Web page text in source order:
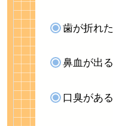
歯が折れた
鼻血が出る
口臭がある